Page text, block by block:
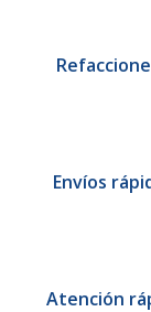
Envíos
Atención